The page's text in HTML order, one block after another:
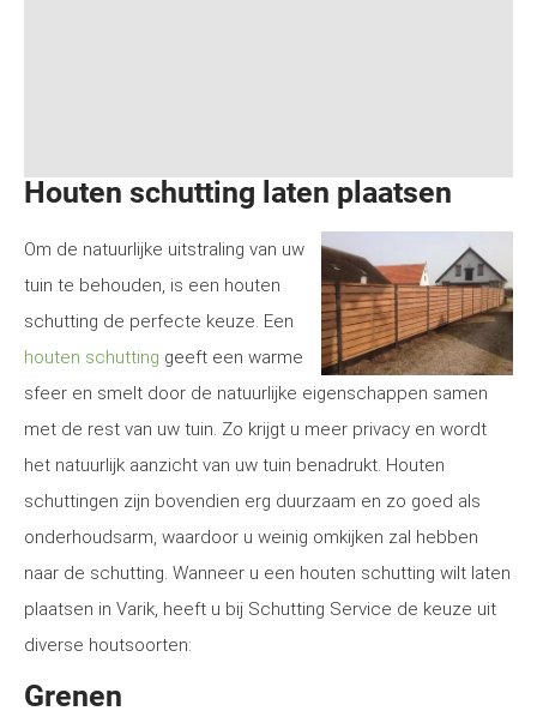
Houten schutting laten plaatsen
Om de natuurlijke uitstraling van uw
tuin te behouden, is een houten
schutting de perfecte keuze. Een
houten schutting geeft een warme
sfeer en smelt door de natuurlijke eigenschappen samen
met de rest van uw tuin. Zo krijgt u meer privacy en wordt
het natuurlijk aanzicht van uw tuin benadrukt. Houten
schuttingen zijn bovendien erg duurzaam en zo goed als
onderhoudsarm, waardoor u weinig omkijken zal hebben
naar de schutting. Wanneer u een houten schutting wilt laten
plaatsen in Varik, heeft u bij Schutting Service de keuze uit
diverse houtsoorten:
Grenen